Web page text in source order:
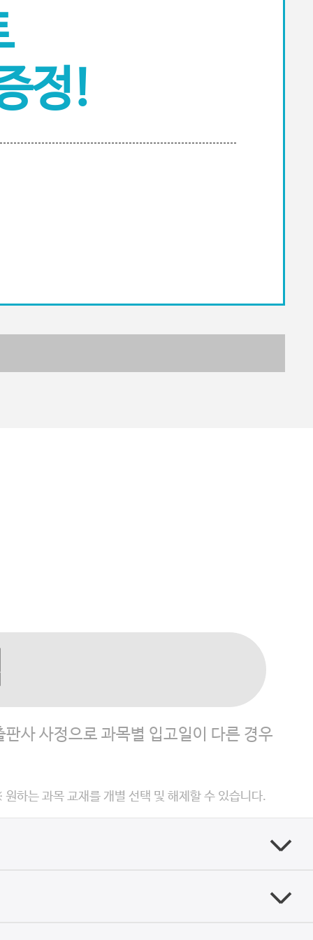
정!
사 사정으로 과목별 입고일이 다른 경우
하는 과목 교재를 개별 선택 및 해제할 수 있습니다.